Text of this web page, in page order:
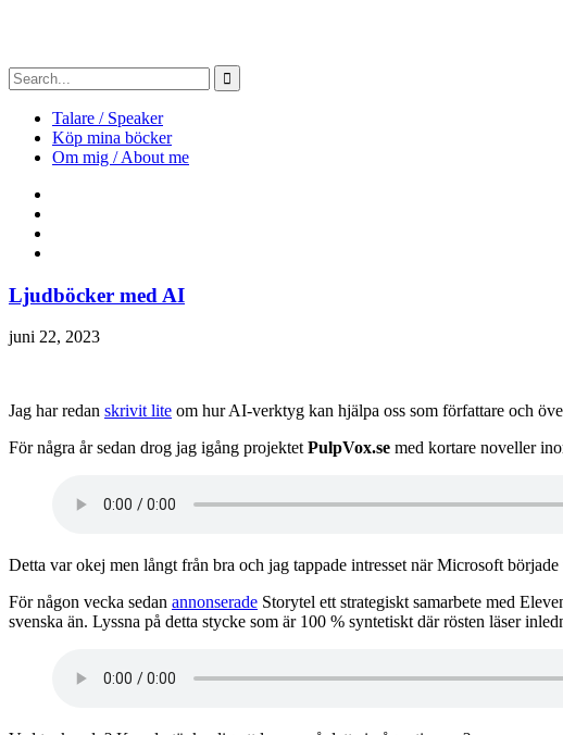
Talare / Speaker
Köp mina böcker
Om mig / About me
Ljudböcker med AI
juni 22, 2023
Jag har redan skrivit lite om hur AI-verktyg kan hjälpa oss som författare och
För några år sedan drog jag igång projektetPulpVox.se med kortare noveller
Detta var okej men långt från bra och jag tappade intresset när Microsoft
För någon vecka sedan annonserade Storytel ett strategiskt samarbete med
svenska än. Lyssna på detta stycke som är 100 % syntetiskt där rösten läser